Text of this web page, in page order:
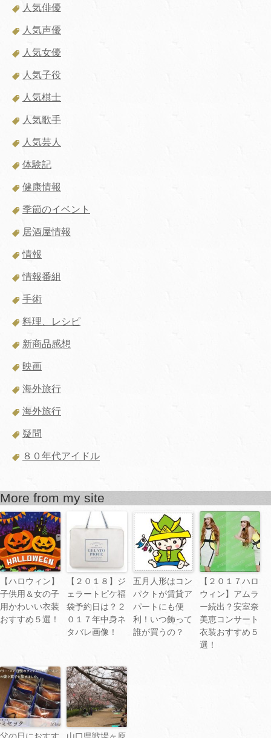
人気俳優
人気声優
人気女優
人気子役
人気棋士
人気歌手
人気芸人
体験記
健康情報
季節のイベント
居酒屋情報
情報
情報番組
手術
料理、レシピ
新商品感想
映画
海外旅行
海外旅行
疑問
８０年代アイドル
More from my site
【ハロウィン】
子供用＆女の子
用かわいい衣装
おすすめ５選！
【２０１８】ジ
ェラートピケ福
袋予約日は？２
０１７年中身ネ
タバレ画像！
五月人形はコン
パクトが賃貸ア
パートにも便
利！いつ飾って
誰が買うの？
【２０１７ハロ
ウィン】アムラ
ー続出？安室奈
美恵コンサート
衣装おすすめ５
選！
父の日におすす 山口県戦場ヶ原